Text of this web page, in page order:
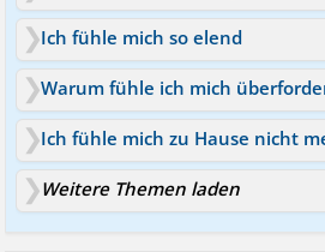
Ich fühle mich so elend
Warum fühle ich mich
Ich fühle mich zu Hause nicht
Weitere Themen laden